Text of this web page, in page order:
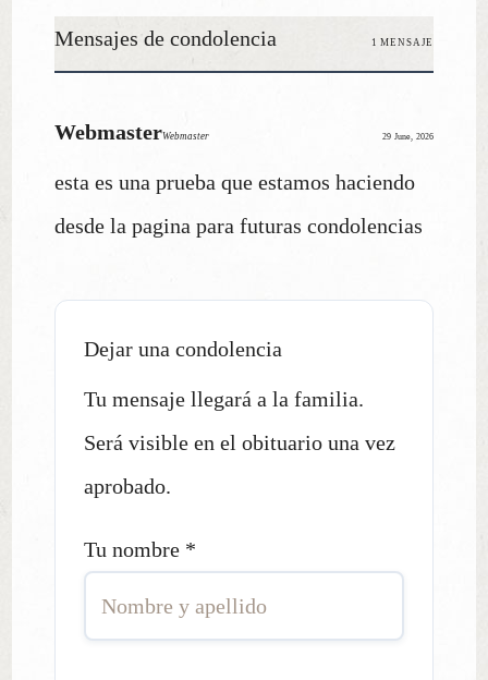
Mensajes de condolencia 1 MENSAJE
WebmasterWebmaster 29 June, 2026
esta es una prueba que estamos haciendo
desde la pagina para futuras condolencias
Dejar una condolencia
Tu mensaje llegará a la familia.
Será visible en el obituario una vez
aprobado.
Tu nombre *